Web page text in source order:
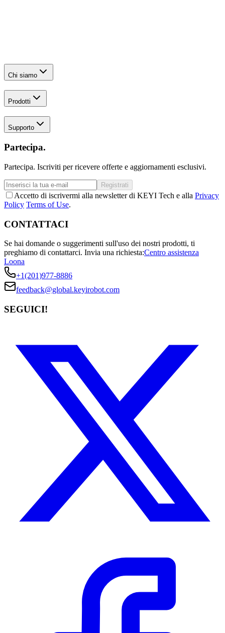
Chi siamo
Prodotti
Supporto
Partecipa.
Partecipa. Iscriviti per ricevere offerte e aggiornamenti esclusivi.
Registrati
Accetto di iscrivermi alla newsletter di KEYI Tech e alla Privacy
Policy Terms of Use.
CONTATTACI
Se hai domande o suggerimenti sull'uso dei nostri prodotti, ti
preghiamo di contattarci. Invia una richiesta:Centro assistenza
Loona
+1(201)977-8886
feedback@global.keyirobot.com
SEGUICI!